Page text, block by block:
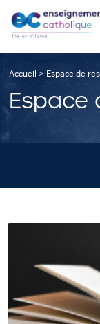
Accueil > Espace de
Espace